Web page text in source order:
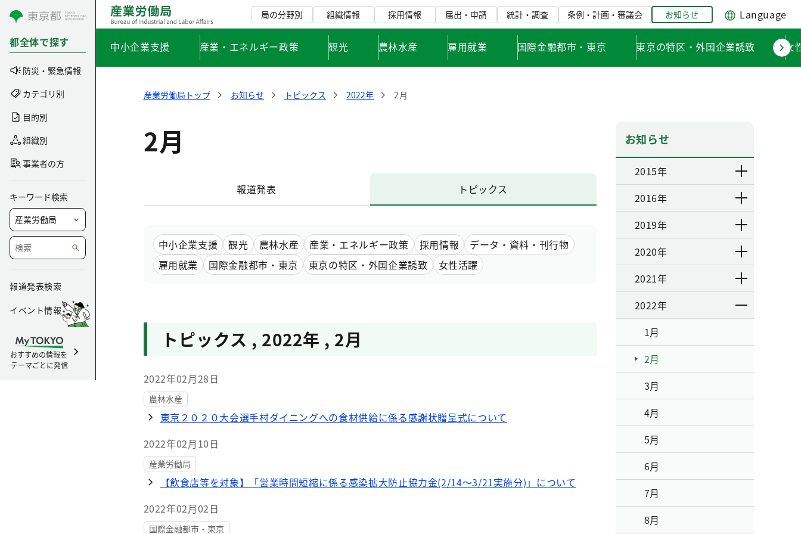
コンテンツにスキップ
都全体で探す
防災・緊急情報
カテゴリ別
目的別
組織別
事業者の方
キーワード検索
報道発表検索
イベント情報
おすすめの情報を
テーマごとに発信
局の分野別 組織情報 採用情報 届出・申請 統計・調査 条例・計画・審議会 お知らせ Language
中小企業支援 産業・エネルギー政策 観光 農林水産 雇用就業 国際金融都市・東京 東京の特区・外国企業誘致 女
産業労働局トップ お知らせ トピックス 2022年 2月
2月
報道発表 トピックス
中小企業支援 観光 農林水産 産業・エネルギー政策 採用情報
データ・資料・刊行物
雇用就業
国際金融都市・東京 東京の特区・外国企業誘致 女性活躍
トピックス , 2022年 , 2月
2022年02月28日
農林水産
東京２０２０大会選手村ダイニングへの食材供給に係る感謝状贈呈式について
2022年02月10日
産業労働局
【飲食店等を対象】「営業時間短縮に係る感染拡大防止協力金(2/14～3/21実施分)」について
2022年02月02日
国際金融都市・東京
お知らせ
2015年
2016年
2019年
2020年
2021年
2022年
1月
2月
3月
4月
5月
6月
7月
8月